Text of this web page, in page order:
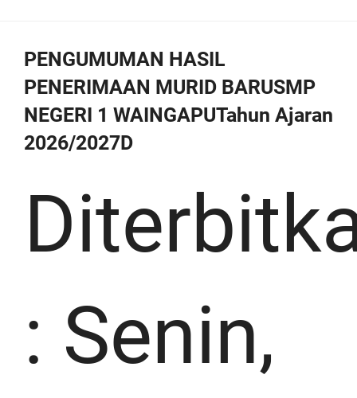
PENGUMUMAN HASIL
PENERIMAAN MURID BARUSMP
NEGERI 1 WAINGAPUTahun Ajaran
2026/2027D
: Senin,